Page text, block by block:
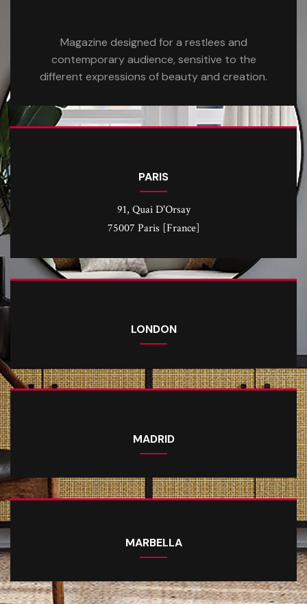
Magazine designed for a restlees and
contemporary audience, sensitive to the
different expressions of beauty and creation.
PARIS
91, Quai D'Orsay
75007 Paris [France]
LONDON
MADRID
MARBELLA